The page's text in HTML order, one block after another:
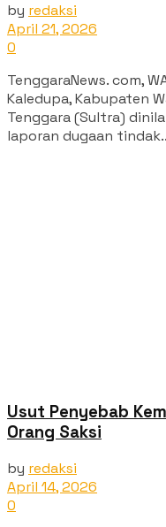
by redaksi
April 21, 2026
0
TenggaraNews. com,
Kaledupa, Kabupaten
Tenggara (Sultra)
laporan dugaan
Usut Penyebab
Orang Saksi
by redaksi
April 14, 2026
0